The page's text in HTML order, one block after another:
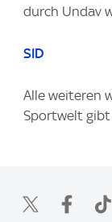
durch Undav
SID
Alle weiteren
Sportwelt gibt